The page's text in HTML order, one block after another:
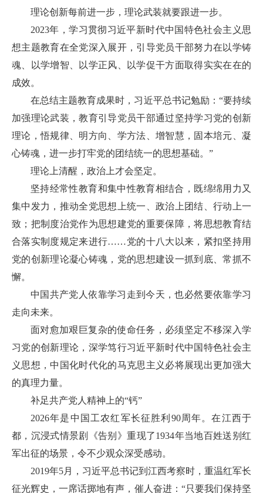
理论创新每前进一步，理论武装就要跟进一步。
2023年，学习贯彻习近平新时代中国特色社会主义思
想主题教育在全党深入展开，引导党员干部努力在以学铸
魂、以学增智、以学正风、以学促干方面取得实实在在的
成效。
在总结主题教育成果时，习近平总书记勉励：“要持续
加强理论武装，教育引导党员干部通过坚持学习党的创新
理论，悟规律、明方向、学方法、增智慧，固本培元、凝
心铸魂，进一步打牢党的团结统一的思想基础。”
理论上清醒，政治上才会坚定。
坚持经常性教育和集中性教育相结合，既绵绵用力又
集中发力，推动全党思想上统一、政治上团结、行动上一
致；把制度治党作为思想建党的重要保障，将思想教育结
合落实制度规定来进行……党的十八大以来，紧扣坚持用
党的创新理论凝心铸魂，党的思想建设一抓到底、常抓不
懈。
中国共产党人依靠学习走到今天，也必然要依靠学习
走向未来。
面对愈加艰巨复杂的使命任务，必须坚定不移深入学
习党的创新理论，深学笃行习近平新时代中国特色社会主
义思想，中国化时代化的马克思主义必将展现出更加强大
的真理力量。
补足共产党人精神上的“钙”
2026年是中国工农红军长征胜利90周年。在江西于
都，沉浸式情景剧《告别》重现了1934年当地百姓送别红
军出征的场景，令不少观众深受感动。
2019年5月，习近平总书记到江西考察时，重温红军长
征光辉史，一席话掷地有声，催人奋进：“只要我们保持坚